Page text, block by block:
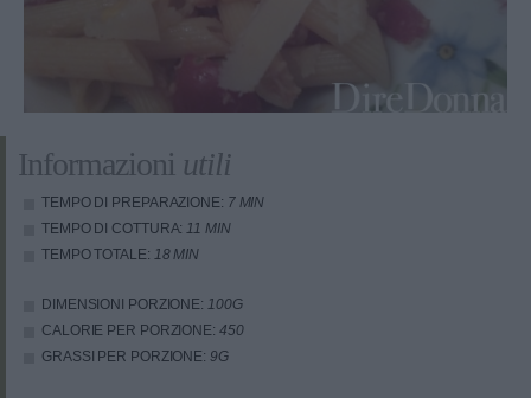
Informazioni utili
TEMPO DI PREPARAZIONE: 7 MIN
TEMPO DI COTTURA:11 MIN
TEMPO TOTALE: 18 MIN
DIMENSIONI PORZIONE: 100G
CALORIE PER PORZIONE: 450
GRASSI PER PORZIONE: 9G